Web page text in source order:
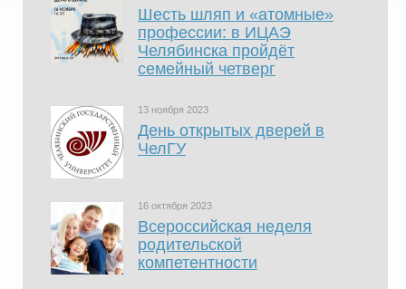
Шесть шляп и «атомные»
профессии: в ИЦАЭ
Челябинска пройдёт
семейный четверг
13 ноября 2023
День открытых дверей в
ЧелГУ
16 октября 2023
Всероссийская неделя
родительской
компетентности